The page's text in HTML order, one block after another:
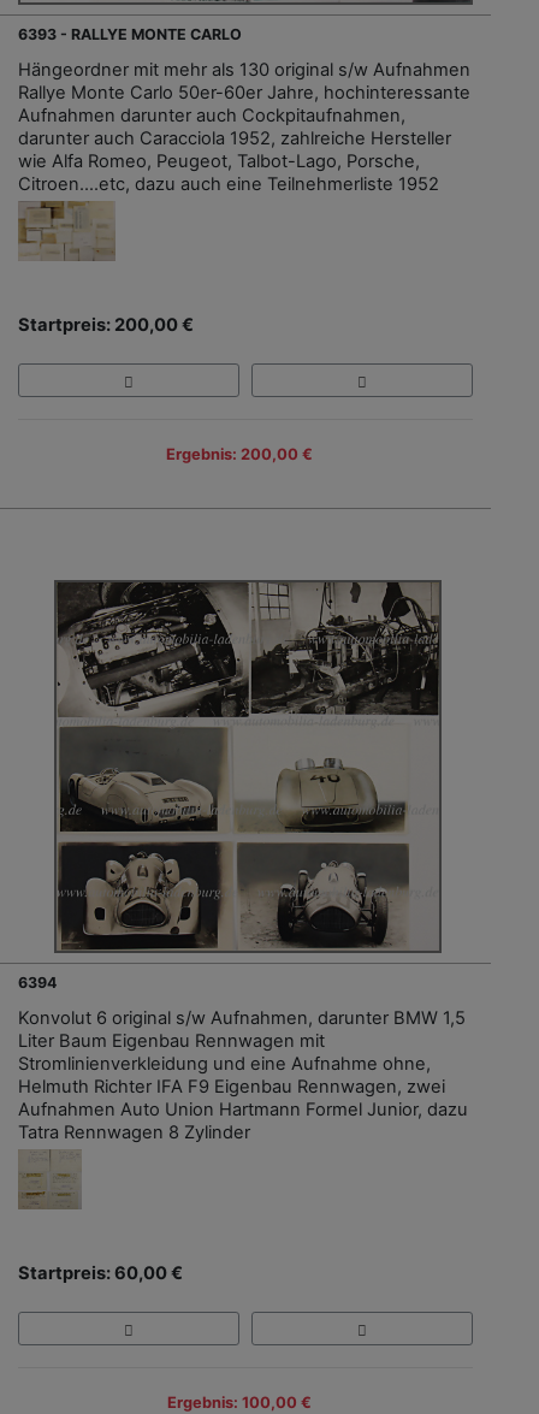
6393 - RALLYE MONTE CARLO
Hängeordner mit mehr als 130 original s/w Aufnahmen
Rallye Monte Carlo 50er-60er Jahre, hochinteressante
Aufnahmen darunter auch Cockpitaufnahmen,
darunter auch Caracciola 1952, zahlreiche Hersteller
wie Alfa Romeo, Peugeot, Talbot-Lago, Porsche,
Citroen....etc, dazu auch eine Teilnehmerliste 1952
Startpreis: 200,00 €
Ergebnis: 200,00 €
6394
Konvolut 6 original s/w Aufnahmen, darunter BMW 1,5
Liter Baum Eigenbau Rennwagen mit
Stromlinienverkleidung und eine Aufnahme ohne,
Helmuth Richter IFA F9 Eigenbau Rennwagen, zwei
Aufnahmen Auto Union Hartmann Formel Junior, dazu
Tatra Rennwagen 8 Zylinder
Startpreis: 60,00 €
Ergebnis: 100,00 €